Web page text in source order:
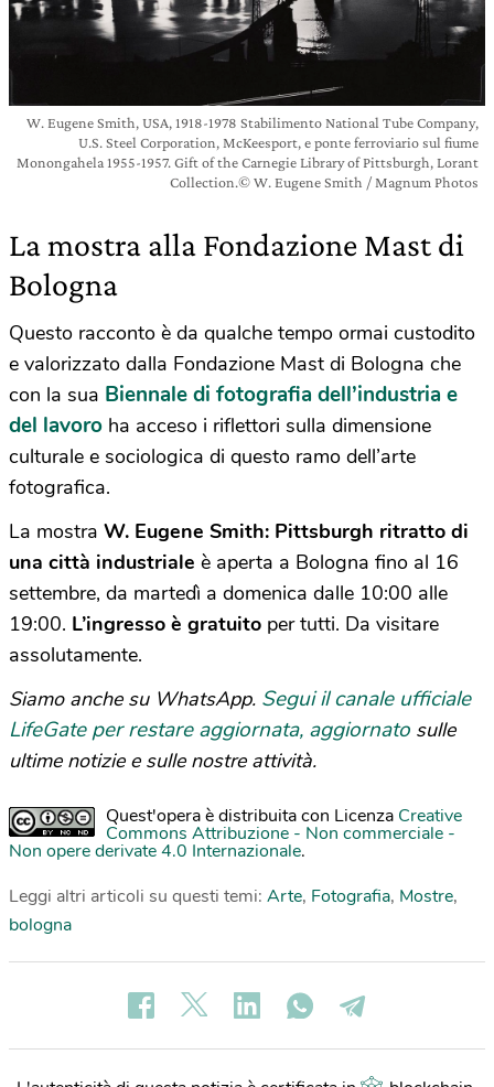
W. Eugene Smith, USA, 1918-1978 Stabilimento National Tube Company,
U.S. Steel Corporation, McKeesport, e ponte ferroviario sul fiume
Monongahela 1955-1957. Gift of the Carnegie Library of Pittsburgh, Lorant
Collection.© W. Eugene Smith / Magnum Photos
La mostra alla Fondazione Mast di
Bologna
Questo racconto è da qualche tempo ormai custodito
e valorizzato dalla Fondazione Mast di Bologna che
con la sua Biennale di fotografia dell’industria e
del lavoro ha acceso i riflettori sulla dimensione
culturale e sociologica di questo ramo dell’arte
fotografica.
La mostra W. Eugene Smith: Pittsburgh ritratto di
una città industriale è aperta a Bologna fino al 16
settembre, da martedì a domenica dalle 10:00 alle
19:00. L’ingresso è gratuito per tutti. Da visitare
assolutamente.
Siamo anche su WhatsApp. Segui il canale ufficiale
LifeGate per restare aggiornata, aggiornato sulle
ultime notizie e sulle nostre attività.
Quest'opera è distribuita con Licenza Creative
Commons Attribuzione - Non commerciale -
Non opere derivate 4.0 Internazionale.
Leggi altri articoli su questi temi: Arte, Fotografia, Mostre,
bologna